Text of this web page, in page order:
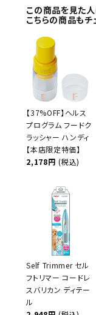
この商品を見た人
こちらの商品もチ
【37%OFF】ヘルス
プログラム フードク
ラッシャー ハンディ
【本店限定特価】
2,178円 (税込)
Self Trimmer セル
フトリマー コードレ
スバリカン ディテー
ル